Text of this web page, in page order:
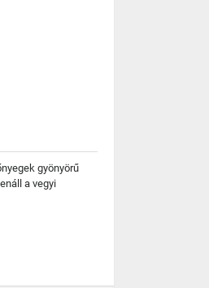
gyönyörű
a vegyi